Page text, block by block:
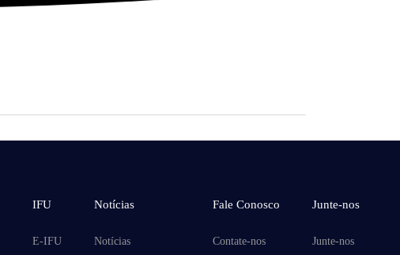
IFU
E-IFU
Notícias
Notícias
Fale Conosco
Contate-nos
Junte-nos
Junte-nos